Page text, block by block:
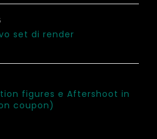
set di render
figures e Aftershoot in
coupon)